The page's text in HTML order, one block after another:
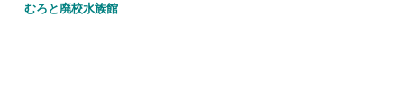
むろと廃校水族館